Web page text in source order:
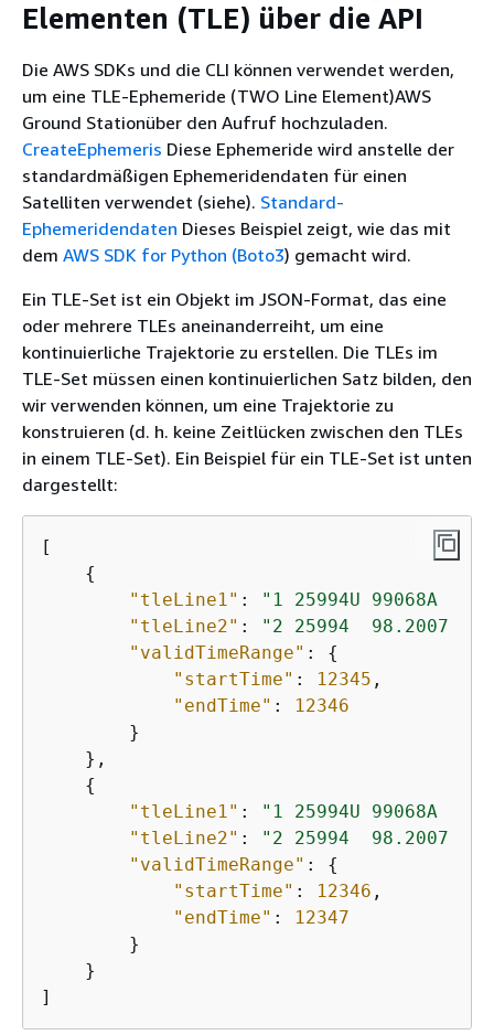
Elementen (TLE) über die API
Die AWS SDKs und die CLI können verwendet werden,
um eine TLE-Ephemeride (TWO Line Element)AWS
Ground Stationüber den Aufruf hochzuladen.
CreateEphemeris Diese Ephemeride wird anstelle der
standardmäßigen Ephemeridendaten für einen
Satelliten verwendet (siehe). Standard-
Ephemeridendaten Dieses Beispiel zeigt, wie das mit
dem AWS SDK for Python (Boto3) gemacht wird.
Ein TLE-Set ist ein Objekt im JSON-Format, das eine
oder mehrere TLEs aneinanderreiht, um eine
kontinuierliche Trajektorie zu erstellen. Die TLEs im
TLE-Set müssen einen kontinuierlichen Satz bilden, den
wir verwenden können, um eine Trajektorie zu
konstruieren (d. h. keine Zeitlücken zwischen den TLEs
in einem TLE-Set). Ein Beispiel für ein TLE-Set ist unten
dargestellt:
[
{
"tleLine1" :
"1 25994U 99068A
"tleLine2" :
"2 25994  98.2007
"validTimeRange" : {
"startTime" : 12345 ,
"endTime" :
12346
        }
    },
{
"tleLine1" :
"1 25994U 99068A
"tleLine2" :
"2 25994  98.2007
"validTimeRange" : {
"startTime" : 12346 ,
"endTime" :
12347
        }
    }
]